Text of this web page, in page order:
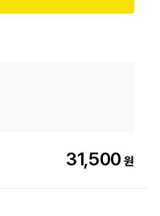
31,500 원